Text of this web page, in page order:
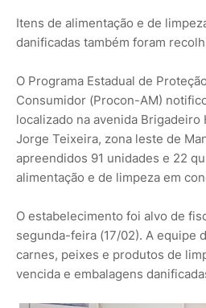
Itens de alimentação e de
danificadas também foram
O Programa Estadual de
Consumidor (Procon-AM)
localizado na avenida Brigadeiro
Jorge Teixeira, zona leste de
apreendidos 91 unidades e 22
alimentação e de limpeza em
O estabelecimento foi alvo de
segunda-feira (17/02). A equipe
carnes, peixes e produtos de
vencida e embalagens